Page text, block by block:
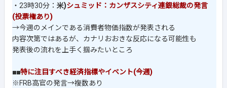
・23時30分： 米)シュミッド：カンザスシティ連銀総裁の発言
(投票権あり)
→今週のメインである消費者物価指数が発表される
内容次第ではあるが、カナリおおきな反応になる可能性も
発表後の流れを上手く掴みたいところ
■■特に注目すべき経済指標やイベント(今週)
※FRB高官の発言→複数あり